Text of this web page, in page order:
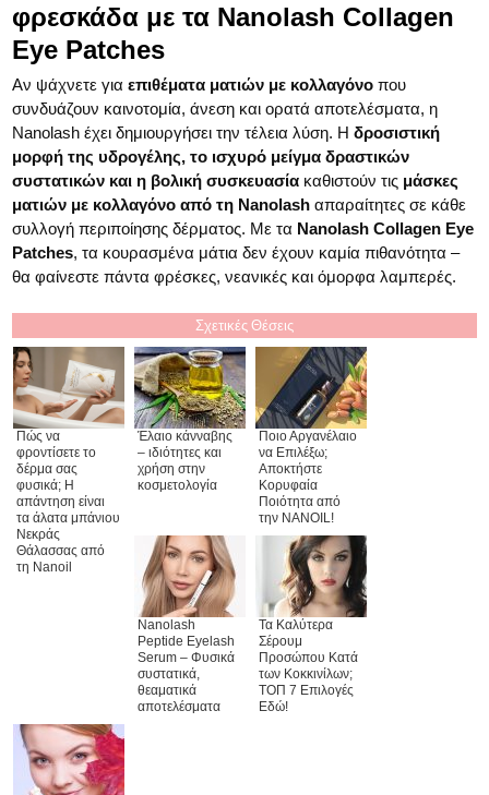
φρεσκάδα με τα Nanolash Collagen
Eye Patches
Αν ψάχνετε γιαεπιθέματα ματιών με κολλαγόνο που
συνδυάζουν καινοτομία, άνεση και ορατά αποτελέσματα, η
Nanolash έχει δημιουργήσει την τέλεια λύση. Ηδροσιστική
μορφή της υδρογέλης, το ισχυρό μείγμα δραστικών
συστατικών και η βολική συσκευασία καθιστούν τις μάσκες
ματιών με κολλαγόνο από τη Nanolash απαραίτητες σε κάθε
συλλογή περιποίησης δέρματος. Με τα Nanolash Collagen Eye
Patches, τα κουρασμένα μάτια δεν έχουν καμία πιθανότητα –
θα φαίνεστε πάντα φρέσκες, νεανικές και όμορφα λαμπερές.
Σχετικές Θέσεις
Πώς να
φροντίσετε το
δέρμα σας
φυσικά; Η
απάντηση είναι
τα άλατα μπάνιου
Νεκράς
Θάλασσας από
τη Nanoil
Έλαιο κάνναβης
– ιδιότητες και
χρήση στην
κοσμετολογία
Ποιο Αργανέλαιο
να Επιλέξω;
Αποκτήστε
Κορυφαία
Ποιότητα από
την NANOIL!
Nanolash
Peptide Eyelash
Serum – Φυσικά
συστατικά,
θεαματικά
αποτελέσματα
Τα Καλύτερα
Σέρουμ
Προσώπου Κατά
των Κοκκινίλων;
ΤΟΠ 7 Επιλογές
Εδώ!